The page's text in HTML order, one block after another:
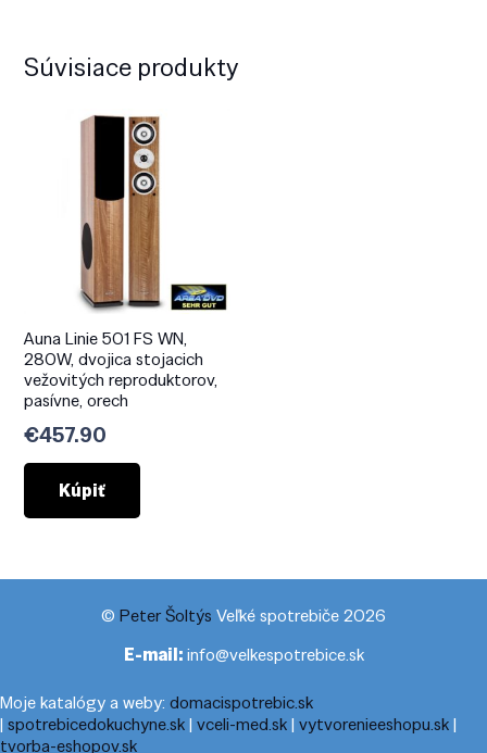
Súvisiace produkty
Auna Linie 501 FS WN,
280W, dvojica stojacich
vežovitých reproduktorov,
pasívne, orech
€457.90
Kúpiť
© Peter Šoltýs Veľké spotrebiče 2026
E-mail:info@velkespotrebice.sk
Moje katalógy a weby: domacispotrebic.sk
| spotrebicedokuchyne.sk| vceli-med.sk| vytvorenieeshopu.sk|
tvorba-eshopov.sk